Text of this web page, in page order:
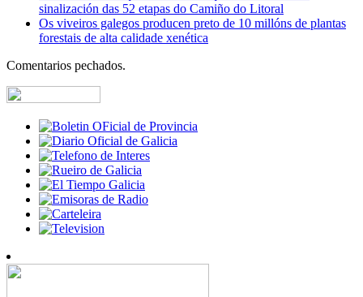
sinalización das 52 etapas do Camiño do Litoral
Os viveiros galegos producen preto de 10 millóns de plantas
forestais de alta calidade xenética
Comentarios pechados.